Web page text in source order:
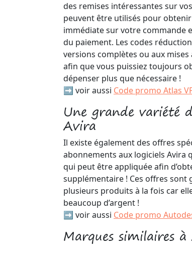
des remises intéressantes sur
peuvent être utilisés pour obtenir
immédiate sur votre commande
du paiement. Les codes
versions complètes ou aux
afin que vous puissiez toujours
dépenser plus que nécessaire !
➡️ voir aussi Code promo Atlas
Une grande variété
Avira
Il existe également des offres
abonnements aux logiciels
qui peut être appliquée afin
supplémentaire ! Ces offres sont
plusieurs produits à la fois car
beaucoup d’argent !
➡️ voir aussi Code promo
Marques similaires